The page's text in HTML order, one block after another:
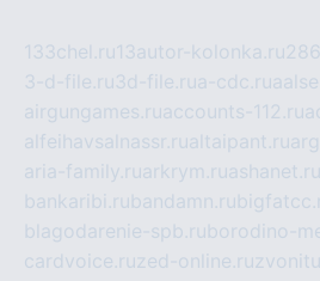
133chel.ru13autor-kolonka.ru
3-d-file.ru3d-file.rua-cdc.ru
airgungames.ruaccounts-112.ru
alfeihavsalnassr.rualtaipant.ru
aria-family.ruarkrym.ruashanet.ru
bankaribi.rubandamn.ru
blagodarenie-spb.ruborodino-
cardvoice.ruzed-online.ru